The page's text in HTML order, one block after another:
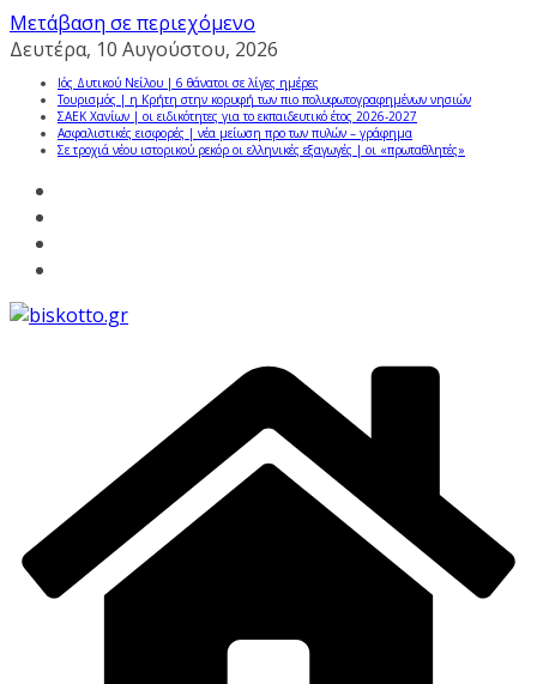
Μετάβαση σε περιεχόμενο
Δευτέρα, 10 Αυγούστου, 2026
Ιός Δυτικού Νείλου | 6 θάνατοι σε λίγες ημέρες
Τουρισμός | η Κρήτη στην κορυφή των πιο πολυφωτογραφημένων νησιών
ΣΑΕΚ Χανίων | οι ειδικότητες για το εκπαιδευτικό έτος 2026-2027
Ασφαλιστικές εισφορές | νέα μείωση προ των πυλών – γράφημα
Σε τροχιά νέου ιστορικού ρεκόρ οι ελληνικές εξαγωγές | οι «πρωταθλητές»